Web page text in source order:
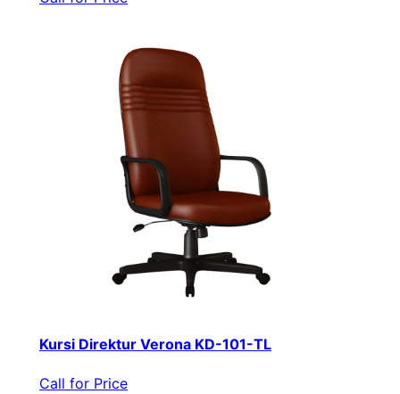
Kursi Direktur Verona KD-101-TL
Call for Price